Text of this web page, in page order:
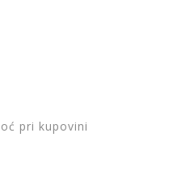
pri kupovini